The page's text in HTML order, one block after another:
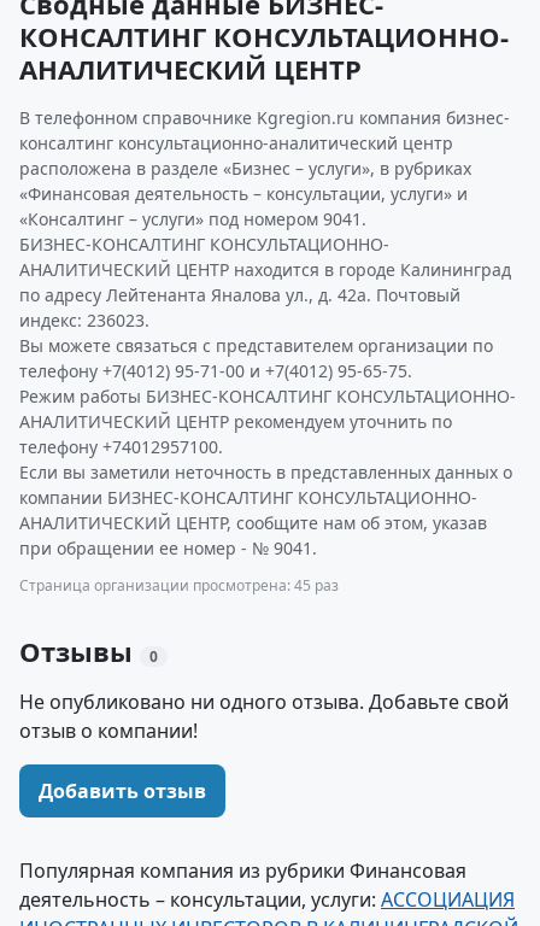
КОНСАЛТИНГ КОНСУЛЬТАЦИОННО-
АНАЛИТИЧЕСКИЙ ЦЕНТР
В телефонном справочнике Kgregion.ru компания бизнес-
консалтинг консультационно-аналитический центр
расположена в разделе «Бизнес – услуги», в рубриках
«Финансовая деятельность – консультации, услуги» и
«Консалтинг – услуги» под номером 9041.
БИЗНЕС-КОНСАЛТИНГ КОНСУЛЬТАЦИОННО-
АНАЛИТИЧЕСКИЙ ЦЕНТР находится в городе Калининград
по адресу Лейтенанта Яналова ул., д. 42а. Почтовый
индекс: 236023.
Вы можете связаться с представителем организации по
телефону +7(4012) 95-71-00 и +7(4012) 95-65-75.
Режим работы БИЗНЕС-КОНСАЛТИНГ КОНСУЛЬТАЦИОННО-
АНАЛИТИЧЕСКИЙ ЦЕНТР рекомендуем уточнить по
телефону +74012957100.
Если вы заметили неточность в представленных данных о
компании БИЗНЕС-КОНСАЛТИНГ КОНСУЛЬТАЦИОННО-
АНАЛИТИЧЕСКИЙ ЦЕНТР, сообщите нам об этом, указав
при обращении ее номер - № 9041.
Страница организации просмотрена: 45 раз
Отзывы 0
Не опубликовано ни одного отзыва. Добавьте свой
отзыв о компании!
Добавить отзыв
Популярная компания из рубрики Финансовая
деятельность – консультации, услуги: АССОЦИАЦИЯ